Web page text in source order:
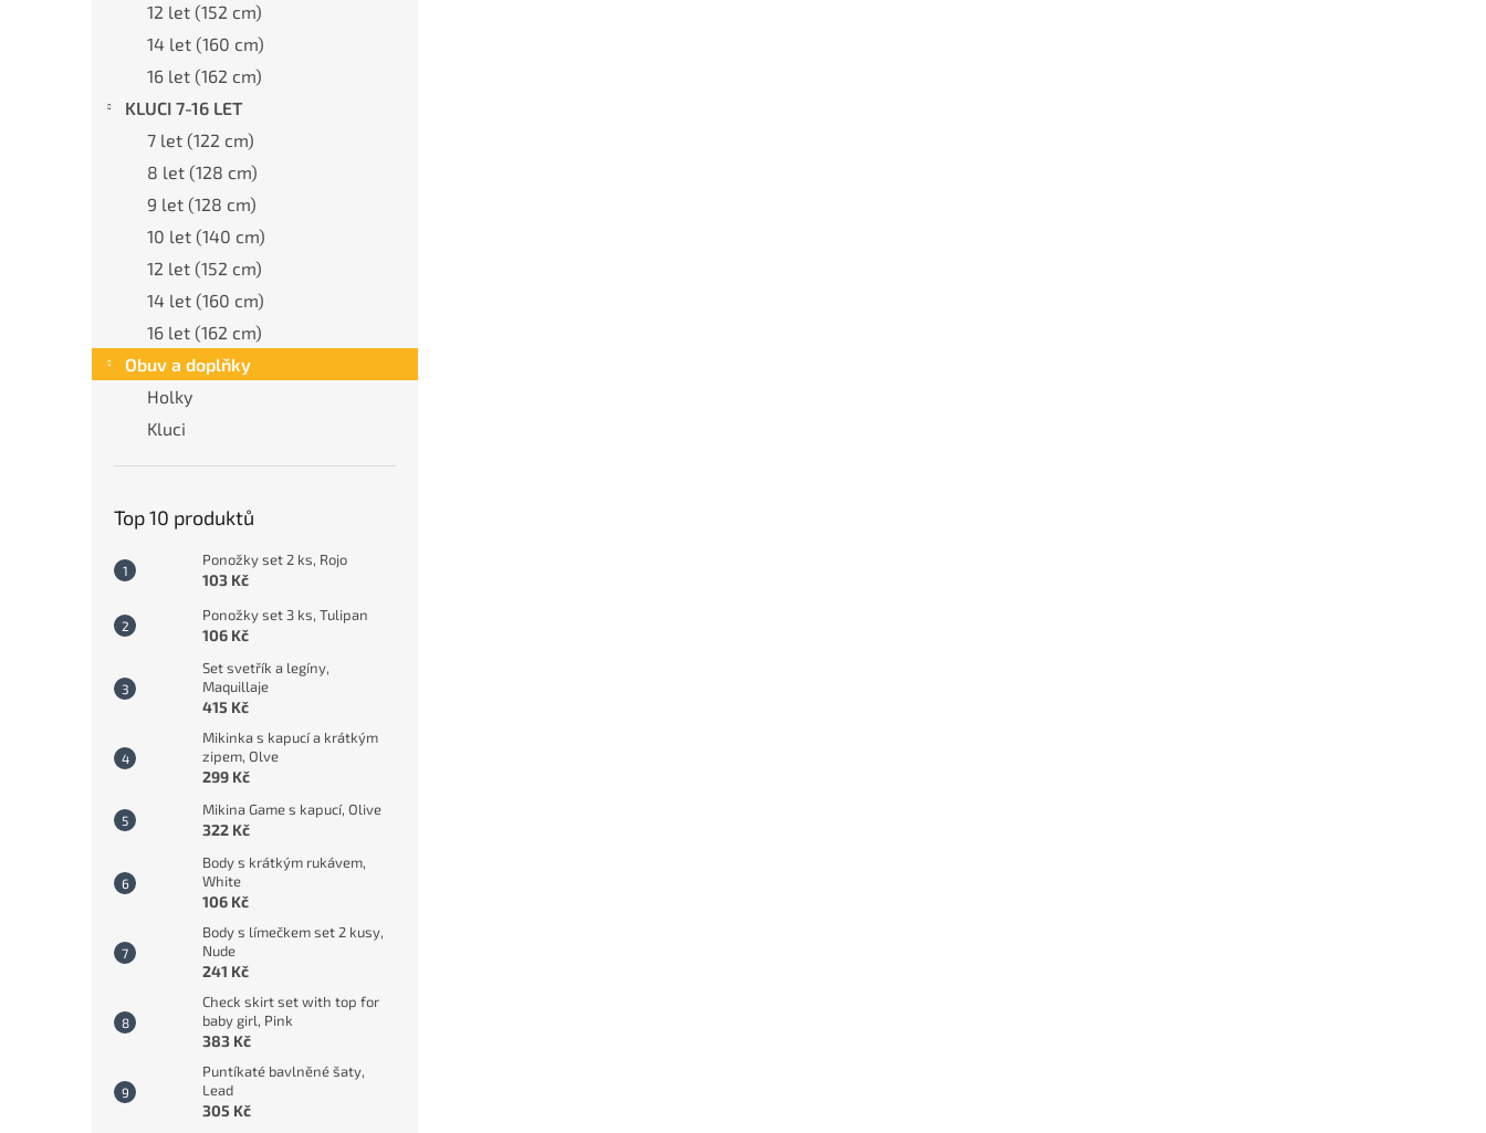
12 let (152 cm)
14 let (160 cm)
16 let (162 cm)
KLUCI 7-16 LET
7 let (122 cm)
8 let (128 cm)
9 let (128 cm)
10 let (140 cm)
12 let (152 cm)
14 let (160 cm)
16 let (162 cm)
Obuv a doplňky
Holky
Kluci
Top 10 produktů
Ponožky set 2 ks, Rojo
103 Kč
Ponožky set 3 ks, Tulipan
106 Kč
Set svetřík a legíny,
Maquillaje
415 Kč
Mikinka s kapucí a krátkým
zipem, Olve
299 Kč
Mikina Game s kapucí, Olive
322 Kč
Body s krátkým rukávem,
White
106 Kč
Body s límečkem set 2 kusy,
Nude
241 Kč
Check skirt set with top for
baby girl, Pink
383 Kč
Puntíkaté bavlněné šaty,
Lead
305 Kč